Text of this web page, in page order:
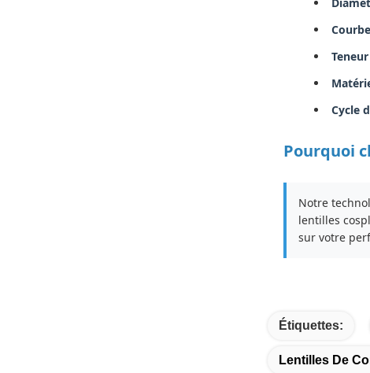
Cycle
Pourquoi
Notre
lentilles
sur votre
Étiquettes:
Lentilles De